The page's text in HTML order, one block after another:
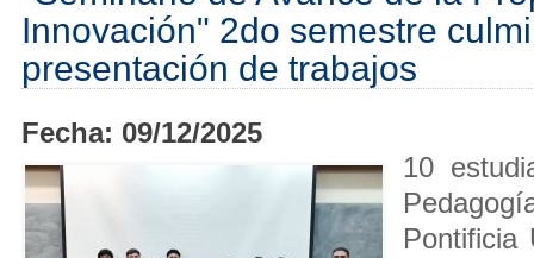
Innovación" 2do semestre
presentación de trabajos
Fecha: 09/12/2025
10
Pontificia